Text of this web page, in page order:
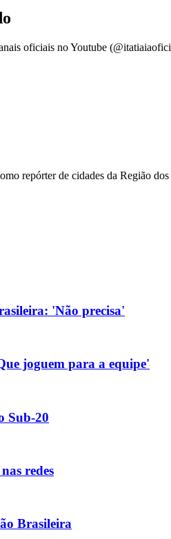
oficiais no Youtube
repórter de cidades da Região
'Não precisa'
joguem para a equipe'
Sub-20
redes
Brasileira